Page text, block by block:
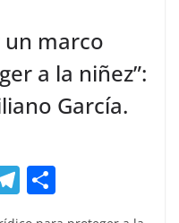
un marco
a la niñez”:
García.
T